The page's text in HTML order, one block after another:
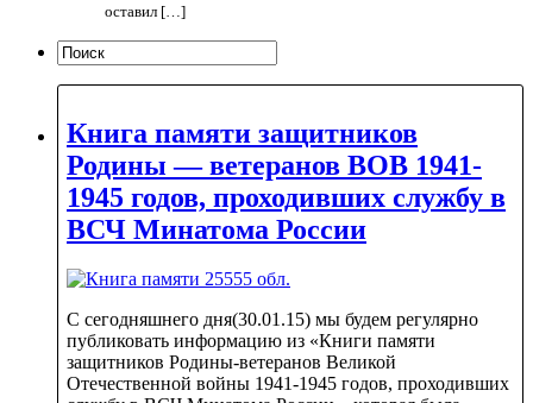
оставил […]
Книга памяти защитников
Родины — ветеранов ВОВ 1941-
1945 годов, проходивших службу в
ВСЧ Минатома России
С сегодняшнего дня(30.01.15) мы будем регулярно
публиковать информацию из «Книги памяти
защитников Родины-ветеранов Великой
Отечественной войны 1941-1945 годов, проходивших